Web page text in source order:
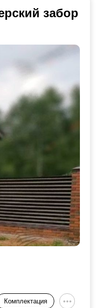
забор
Комплектация